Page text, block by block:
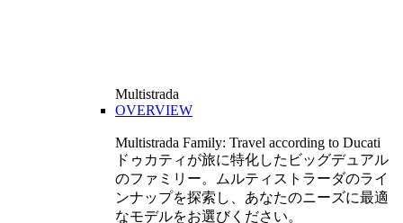
Multistrada
OVERVIEW
Multistrada Family: Travel according to Ducati
ドゥカティが旅に特化したビッグデュアル
のファミリー。ムルティストラーダのライ
ンナップを探索し、あなたのニーズに最適
なモデルをお選びください。